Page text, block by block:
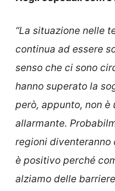
“La situazione nelle
continua ad essere
senso che ci sono
hanno superato la
però, appunto, non è
allarmante.
regioni diventeranno
è positivo perché
alziamo delle